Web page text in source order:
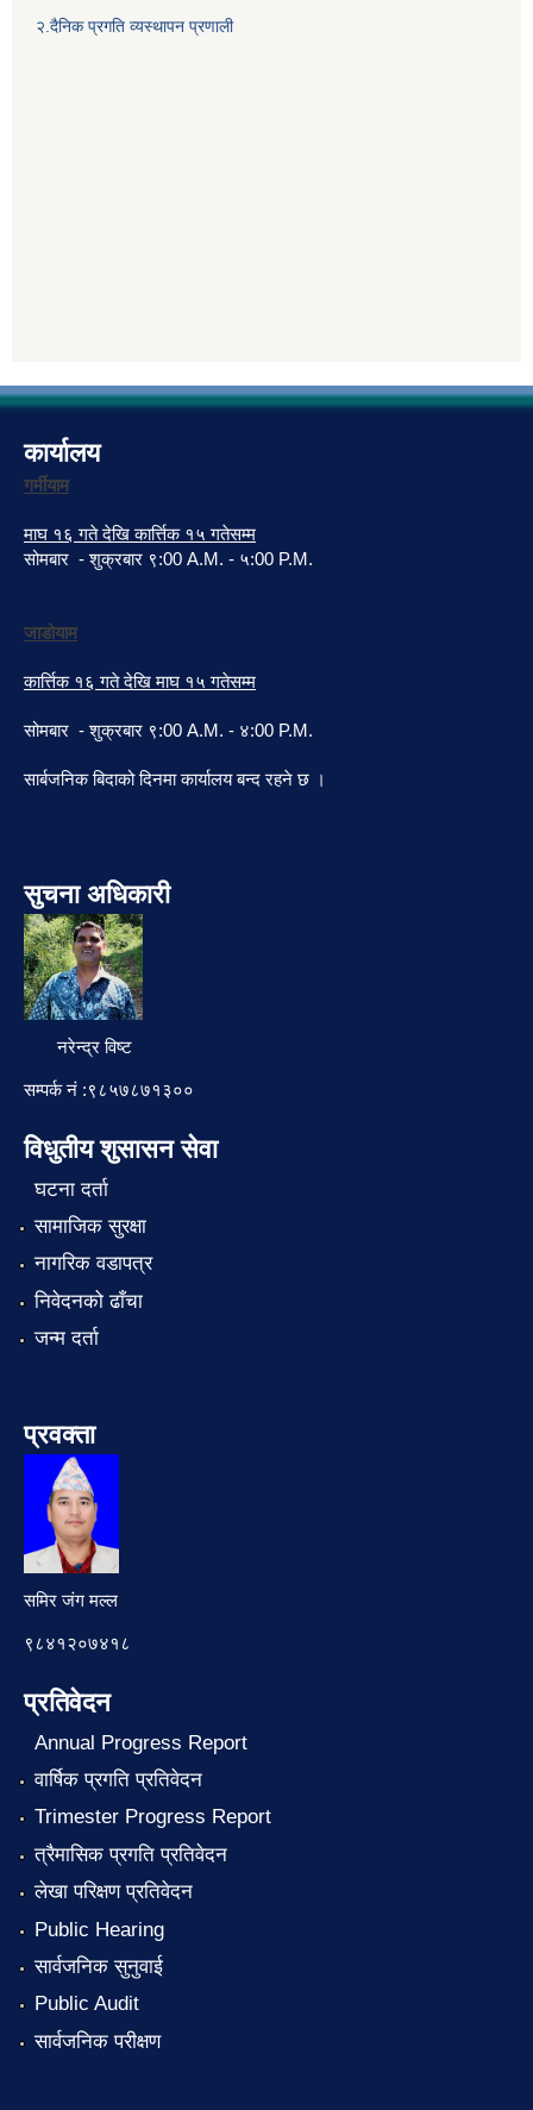
२.दैनिक प्रगति व्यस्थापन प्रणाली
कार्यालय
गर्मीयाम
माघ १६ गते देखि कार्त्तिक १५ गतेसम्म
सोमबार - शुक्रबार ९:00 A.M. - ५:00 P.M.
जाडोयाम
कार्त्तिक १६ गते देखि माघ १५ गतेसम्म
सोमबार - शुक्रबार ९:00 A.M. - ४:00 P.M.
सार्बजनिक बिदाको दिनमा कार्यालय बन्द रहने छ ।
सुचना अधिकारी
नरेन्द्र विष्ट
सम्पर्क नं :९८५७८७१३००
विधुतीय शुसासन सेवा
घटना दर्ता
सामाजिक सुरक्षा
नागरिक वडापत्र
निवेदनको ढाँचा
जन्म दर्ता
प्रवक्ता
समिर जंग मल्ल
९८४१२०७४१८
प्रतिवेदन
Annual Progress Report
वार्षिक प्रगति प्रतिवेदन
Trimester Progress Report
त्रैमासिक प्रगति प्रतिवेदन
लेखा परिक्षण प्रतिवेदन
Public Hearing
सार्वजनिक सुनुवाई
Public Audit
सार्वजनिक परीक्षण